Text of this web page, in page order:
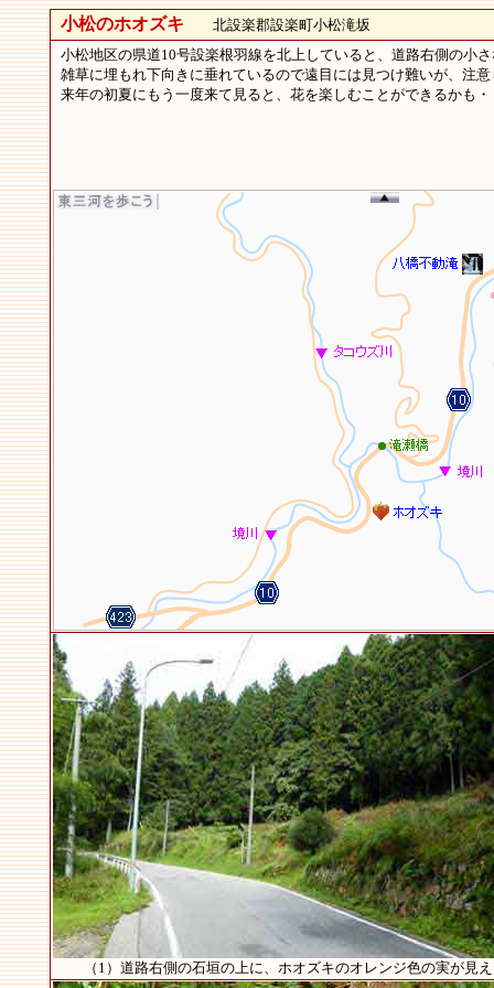
小松のホオズキ 北設楽郡設楽町小松滝坂
小松地区の県道10号設楽根羽線を北上していると、道路右側の小
雑草に埋もれ下向きに垂れているので遠目には見つけ難いが、注
来年の初夏にもう一度来て見ると、花を楽しむことができるかも・
（1）道路右側の石垣の上に、ホオズキのオレンジ色の実が見